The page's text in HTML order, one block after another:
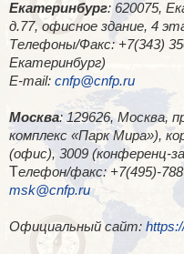
Екатеринбург: 620075,
д.77, офисное здание, 4
Телефоны/Факс: +7(343)
Екатеринбург)
E-mail: cnfp@cnfp.ru
Москва: 129626, Москва,
комплекс «Парк Мира»),
(офис), 3009 (конференц-
Телефон/факс: +7(495)-
msk@cnfp.ru
Официальный сайт: